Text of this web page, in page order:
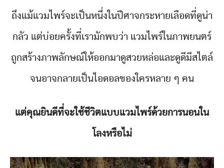
ถึงแม้แวมไพร์จะเป็นหนึ่งในปีศาจกระหายเลือดที่ดูน่า
กลัว แต่บ่อยครั้งที่เรามักพบว่า แวมไพร์ในภาพยนตร์
ถูกสร้างภาพลักษณ์ให้ออกมาดูสวยหล่อและดูดีมีสไตล์
จนอาจกลายเป็นไอดอลของใครหลาย ๆ คน
แต่คุณยินดีที่จะใช้ชีวิตแบบแวมไพร์ด้วยการนอนใน
โลงหรือไม่